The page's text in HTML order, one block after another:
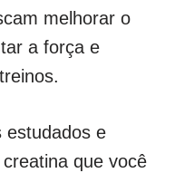
melhorar o
a força e
estudados e
que você